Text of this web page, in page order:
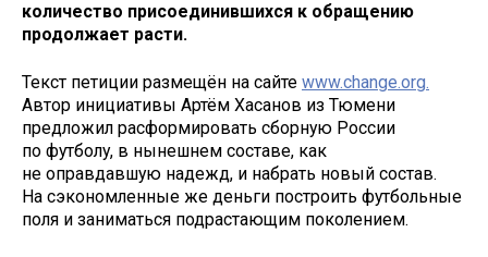
количество присоединившихся к обращению
продолжает расти.
Текст петиции размещён на сайте www.change.org.
Автор инициативы Артём Хасанов из Тюмени
предложил расформировать сборную России
по футболу, в нынешнем составе, как
не оправдавшую надежд, и набрать новый состав.
На сэкономленные же деньги построить футбольные
поля и заниматься подрастающим поколением.